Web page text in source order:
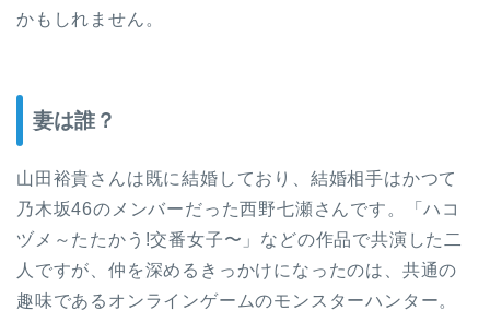
かもしれません。
妻は誰？
山田裕貴さんは既に結婚しており、結婚相手はかつて
乃木坂46のメンバーだった西野七瀬さんです。「ハコ
ヅメ～たたかう!交番女子〜」などの作品で共演した二
人ですが、仲を深めるきっかけになったのは、共通の
趣味であるオンラインゲームのモンスターハンター。